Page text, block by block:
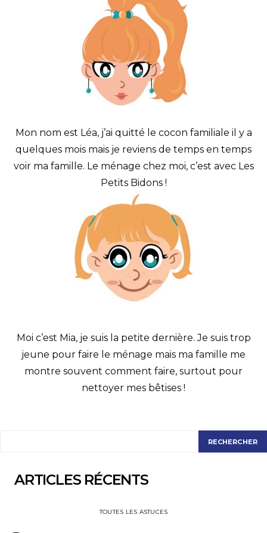
Mon nom est Léa, j’ai quitté le cocon familiale il y a
quelques mois mais je reviens de temps en temps
voir ma famille. Le ménage chez moi, c’est avec Les
Petits Bidons !
Moi c’est Mia, je suis la petite dernière. Je suis trop
jeune pour faire le ménage mais ma famille me
montre souvent comment faire, surtout pour
nettoyer mes bêtises !
RECHERCHER
ARTICLES RÉCENTS
TOUTES LES ASTUCES